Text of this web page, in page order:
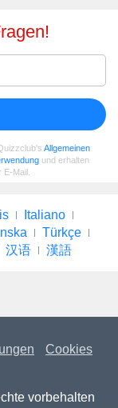
Allgemeinen
und erhalten
Mail.
Italiano
Türkçe
汉语 漢語
Cookies
vorbehalten